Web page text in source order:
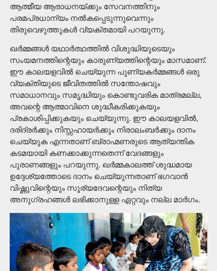
ആത്മീയ ആരാധനയ്ക്കും സേവനത്തിനും
പരമപ്രധാന്യം നൽകപ്പെടുന്നുവെന്നും
തിരുവെഴുത്തുകൾ വ്യക്തമായി പറയുന്നു.
ഖർമ്മങ്ങൾ യഥാർത്ഥത്തിൽ വിശുദ്ധിയുടെയും
സംയമനത്തിന്റെയും കാരുണ്യത്തിന്റെയും മാസമാണ്.
ഈ കാലയളവിൽ ചെയ്യുന്ന പുണ്യകർമ്മങ്ങൾ ഒരു
വ്യക്തിയുടെ ജീവിതത്തിൽ സന്തോഷവും
സമാധാനവും സമൃദ്ധിയും കൊണ്ടുവരിക മാത്രമല്ല,
അവന്റെ ആത്മാവിനെ ശുദ്ധീകരിക്കുകയും
പ്രകാശിപ്പിക്കുകയും ചെയ്യുന്നു. ഈ കാലയളവിൽ,
ദരിദ്രർക്കും നിസ്സഹായർക്കും നിരാലംബർക്കും ദാനം
ചെയ്യുക എന്നതാണ് ബ്രാഹ്മണരുടെ ആത്യന്തിക
കടമയായി കണക്കാക്കുന്നതെന്ന് വേദങ്ങളും
പുരാണങ്ങളും പറയുന്നു. ഖർമ്മകാലത്ത് ശുദ്ധമായ
ഉദ്ദേശ്യത്തോടെ ദാനം ചെയ്യുന്നതാണ് ഭഗവാൻ
വിഷ്ണുവിന്റെയും സൂര്യദേവന്റെയും നിത്യ
അനുഗ്രഹങ്ങൾ ലഭിക്കാനുള്ള ഏറ്റവും നല്ല മാർഗം.